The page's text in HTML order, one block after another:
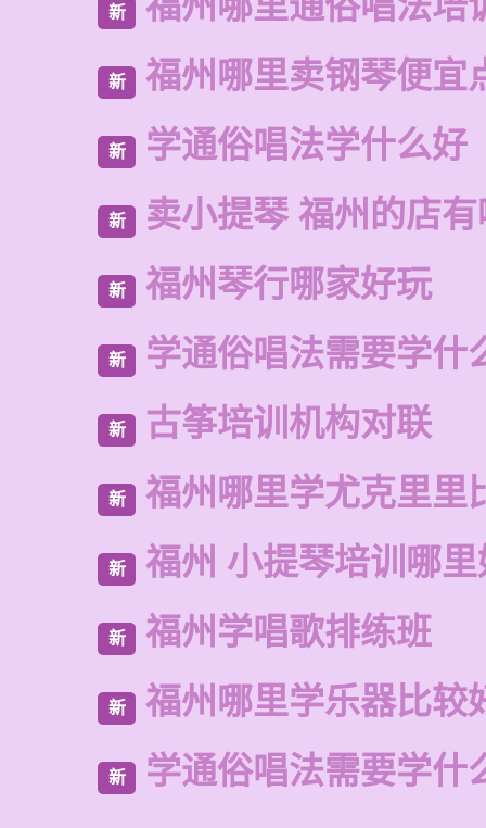
新
新 福州哪里卖钢琴便宜
新 学通俗唱法学什么好
新 卖小提琴 福州的店
新 福州琴行哪家好玩
新 学通俗唱法需要学什
新 古筝培训机构对联
新 福州哪里学尤克里里
新 福州 小提琴培训哪
新 福州学唱歌排练班
新 福州哪里学乐器比较
新 学通俗唱法需要学什